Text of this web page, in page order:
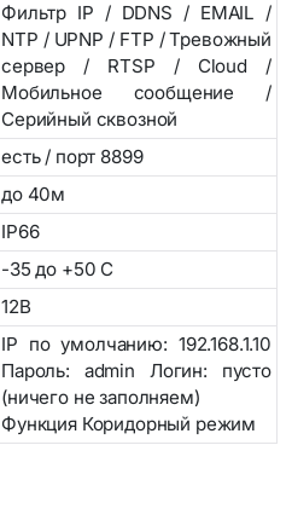
Фильтр IP / DDNS / EMAIL /
NTP / UPNP / FTP / Тревожный
сервер / RTSP / Cloud /
Мобильное сообщение /
Серийный сквозной
есть / порт 8899
до 40м
IP66
-35 до +50 С
12В
IP по умолчанию: 192.168.1.10
Пароль: admin Логин: пусто
(ничего не заполняем)
Функция Коридорный режим